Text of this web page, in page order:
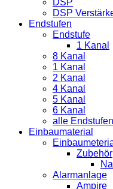
DSP
Endstufen
Endstufe
1 Kanal
8 Kanal
1 Kanal
2 Kanal
4 Kanal
5 Kanal
6 Kanal
alle Endstufen
Einbaumaterial
Zubehör
Alarmanlage
Ampire